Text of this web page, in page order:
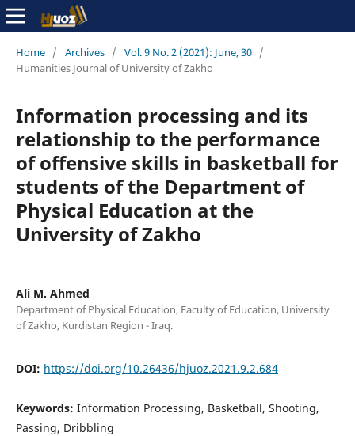
Home / Archives / Vol. 9 No. 2 (2021): June, 30 /
Humanities Journal of University of Zakho
Information processing and its
relationship to the performance
of offensive skills in basketball for
students of the Department of
Physical Education at the
University of Zakho
Ali M. Ahmed
Department of Physical Education, Faculty of Education, University
of Zakho, Kurdistan Region - Iraq.
DOI: https://doi.org/10.26436/hjuoz.2021.9.2.684
Keywords: Information Processing, Basketball, Shooting,
Passing, Dribbling